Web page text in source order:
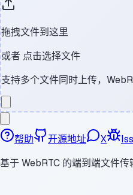
拖拽文件到这里
或者 点击选择文件
支持多个文件同时上传，
帮助 开源地址 X
基于 WebRTC 的端到端文件传